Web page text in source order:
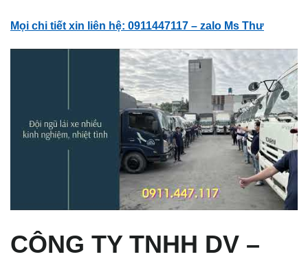
Mọi chi tiết xin liên hệ: 0911447117 – zalo Ms Thư
CÔNG TY TNHH DV –